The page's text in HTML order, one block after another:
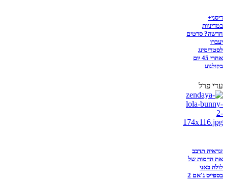
דיסני+
במדיניות
חדשה? סרטים
יעברו
לסטרימינג
אחרי 45 יום
בקולנוע
עדי פרל
זנדאיה תדבב
את הדמות של
לולה באני
בספייס ג'אם 2